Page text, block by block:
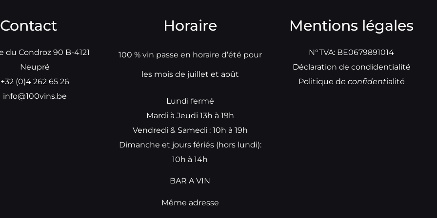
Contact
du Condroz 90 B-4121
Neupré
+32 (0)4 262 65 26
info@100vins.be
Horaire
100 % vin passe en horaire d’été pour
les mois de juillet et août
Lundi fermé
Mardi à Jeudi 13h à 19h
Vendredi & Samedi : 10h à 19h
Dimanche et jours fériés (hors lundi):
10h à 14h
BAR A VIN
Même adresse
Mentions légales
N°TVA: BE0679891014
Déclaration de condidentialité
Politique de confidentialité